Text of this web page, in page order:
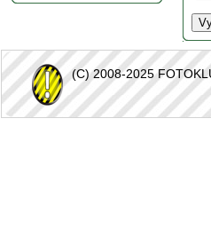
(C) 2008-2025